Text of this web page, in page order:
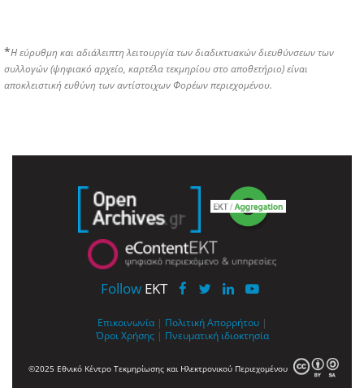
*Η εύρυθμη και αδιάλειπτη λειτουργία των διαδικτυακών διευθύνσεων των
συλλογών (ψηφιακό αρχείο, καρτέλα τεκμηρίου στο αποθετήριο) είναι
αποκλειστική ευθύνη των αντίστοιχων Φορέων περιεχομένου.
Follow EKT
Επικοινωνία | Πολιτική Απορρήτου |
Όροι Χρήσης | Πνευματική ιδιοκτησία
©2025 Εθνικό Κέντρο Τεκμηρίωσης και Ηλεκτρονικού Περιεχομένου